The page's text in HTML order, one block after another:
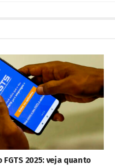
FGTS 2025: veja quanto